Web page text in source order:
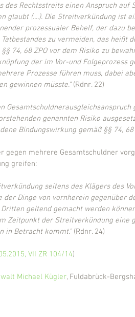
des Rechtsstreits einen Anspruch auf
glaubt (....). Die Streitverkündung ist
prozessualer Behelf, der dazu
zu vermeiden, das heißt
74, 68 ZPO vor dem Risiko zu
der im Vor-und Folgeprozess
Prozesse führen muss, dabei
gewinnen müsste." (Rdnr. 22)
genannten Risiko
Bindungswirkung gemäß §§ 74, 68
gegen mehrere Gesamtschuldner
greifen:
seitens des Klägers des
der Dinge von vornherein gegenüber
geltend gemacht werden
Zeitpunkt der Streitverkündung eine
in Betracht kommt." (Rdnr. 24)
VII ZR 104/14)
Michael Kügler, Fuldabrück-